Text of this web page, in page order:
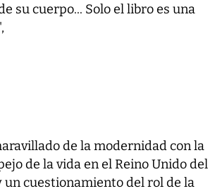
su cuerpo... Solo el libro es una
de la modernidad con la
de la vida en el Reino Unido del
un cuestionamiento del rol de la